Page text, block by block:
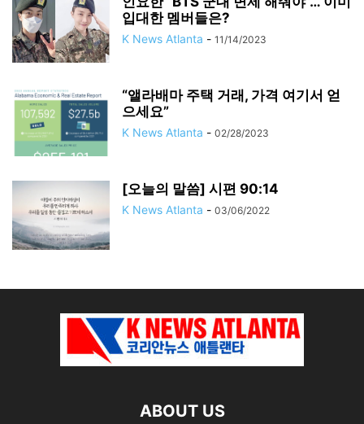
입대한 멤버들은?
K News Atlanta - 11/14/2023
“앨라배마 주택 거래, 가격 여기서 얻
으세요”
K News Atlanta - 02/28/2023
[오늘의 말씀] 시편 90:14
K News Atlanta - 03/06/2022
ABOUT US